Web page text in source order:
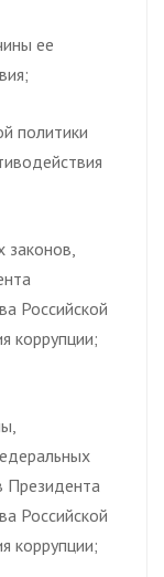
ее
политики
законов,
Российской
коррупции;
Президента
Российской
коррупции;